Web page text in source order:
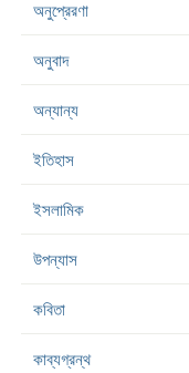
অনুপ্রেরণা
অনুবাদ
অন্যান্য
ইতিহাস
ইসলামিক
উপন্যাস
কবিতা
কাব্যগ্রন্থ